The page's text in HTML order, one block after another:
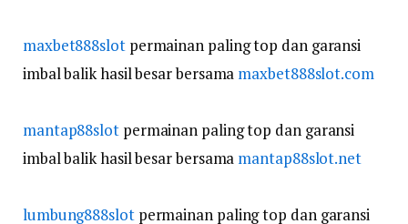
maxbet888slotpermainan paling top dan garansi
imbal balik hasil besar bersama maxbet888slot.com
mantap88slotpermainan paling top dan garansi
imbal balik hasil besar bersama mantap88slot.net
lumbung888slotpermainan paling top dan garansi